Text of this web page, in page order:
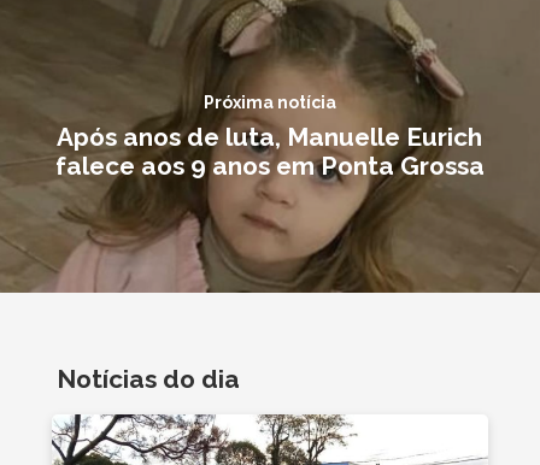
Próxima notícia
Após anos de luta, Manuelle Eurich
falece aos 9 anos em Ponta Grossa
Notícias do dia